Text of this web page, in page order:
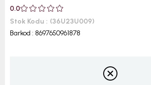
0.0
Stok Kodu
(36U23U009)
Barkod : 8697650961878